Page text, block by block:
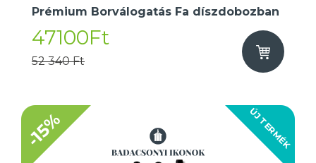
Prémium Borválogatás Fa díszdobozban
47100Ft
52 340 Ft
ÚJ TERMÉK
-15%